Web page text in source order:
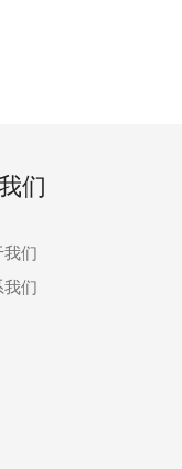
们
我们
们